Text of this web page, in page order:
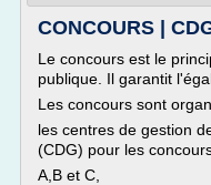
CONCOURS |
Le concours est le
publique. Il garantit
Les concours sont
les centres de gestion
(CDG) pour les
A,B et C,